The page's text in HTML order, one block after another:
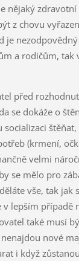
nějaký
z chovu
je
a rodičům, tak
před
se dokáže o
socializaci
(krmení,
velmi
se mělo pro
vše, tak jak
v lepším případě
také musí
nové
i když